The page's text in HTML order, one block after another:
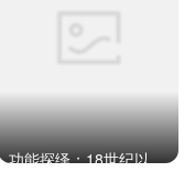
功能探绎：18世纪以来西方建筑学中功能观念的演变与发展